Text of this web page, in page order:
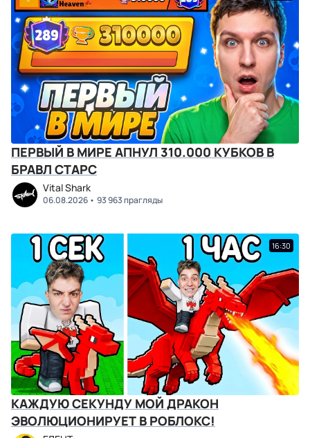
ПЕРВЫЙ В МИРЕ АПНУЛ 310.000 КУБКОВ В
БРАВЛ СТАРС
Vital Shark
06.08.2026 93 963 прагляды
16:30
КАЖДУЮ СЕКУНДУ МОЙ ДРАКОН
ЭВОЛЮЦИОНИРУЕТ В РОБЛОКС!